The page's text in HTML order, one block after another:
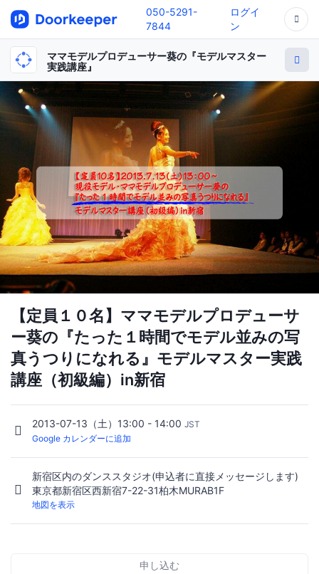
050-5291-
7844
ログイ
ン
ママモデルプロデューサー葵の『モデルマスター
実践講座』
【定員１０名】ママモデルプロデューサ
ー葵の『たった１時間でモデル並みの写
真うつりになれる』モデルマスター実践
講座（初級編）in新宿
2013-07-13（土）13:00 - 14:00 JST
Google カレンダーに追加
新宿区内のダンススタジオ(申込者に直接メッセージします)
東京都新宿区西新宿7-22-31柏木MURAB1F
地図を表示
申し込む